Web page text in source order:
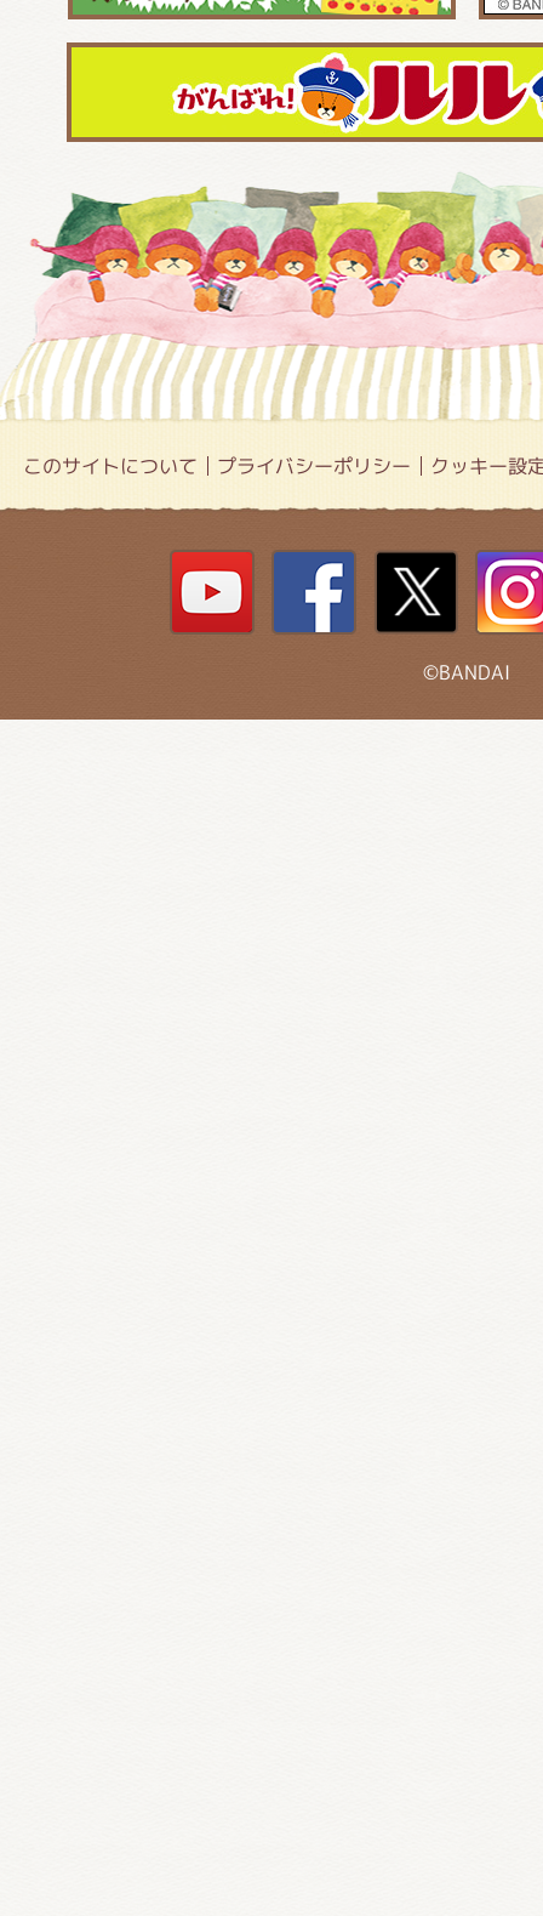
このサイトについて プライバシーポリシー クッキー設
©BANDAI